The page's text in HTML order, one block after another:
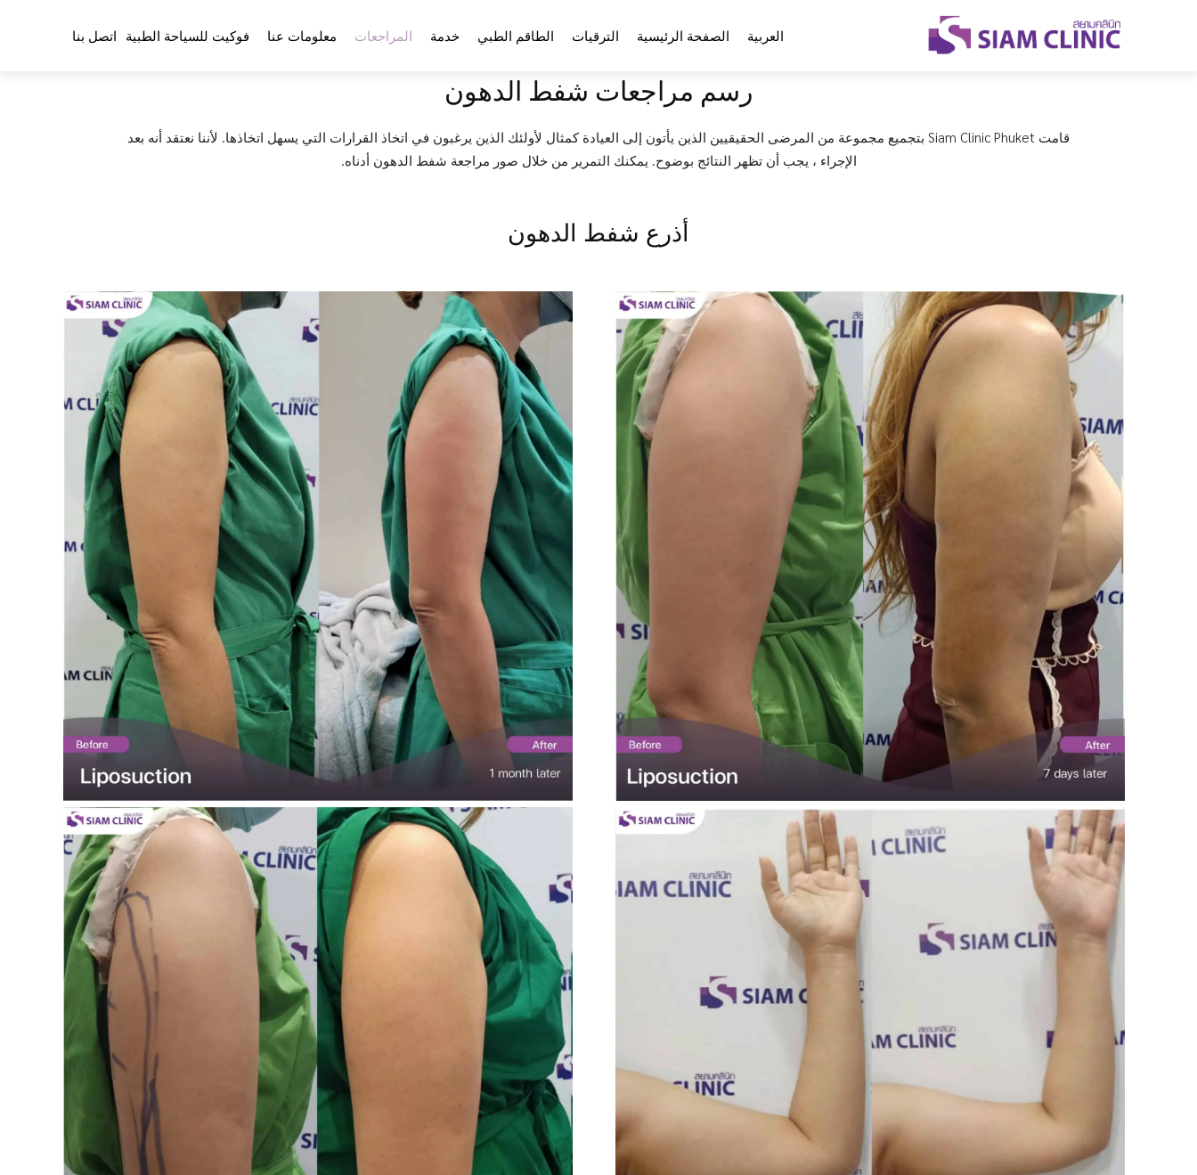
العربية الصفحة الرئيسية الترقيات الطاقم الطبي خدمة المراجعات معلومات عنا فوكيت للسياحة الطبية اتصل بنا
رسم مراجعات شفط الدهون
قامت Siam Clinic Phuket بتجميع مجموعة من المرضى الحقيقيين الذين يأتون إلى العيادة كمثال لأولئك الذين يرغبون في اتخاذ القرارات التي يسهل اتخاذها. لأننا نعتقد أنه بعد
الإجراء ، يجب أن تظهر النتائج بوضوح. يمكنك التمرير من خلال صور مراجعة شفط الدهون أدناه.
أذرع شفط الدهون